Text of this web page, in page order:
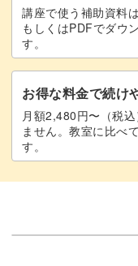
講座で使う補助資料
もしくはPDFでダウ
す。
お得な料金で続け
月額2,480円〜（税
ません。教室に比べ
す。